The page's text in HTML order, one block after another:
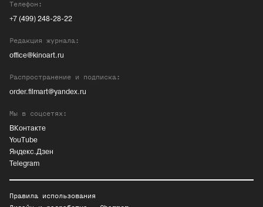
Телефон:
+7 (499) 248-28-22
Редакция журнала:
office@kinoart.ru
Распространение и подписка:
order.filmart@yandex.ru
Мы в соцсетях:
ВКонтакте
YouTube
Яндекс.Дзен
Telegram
Правила использования